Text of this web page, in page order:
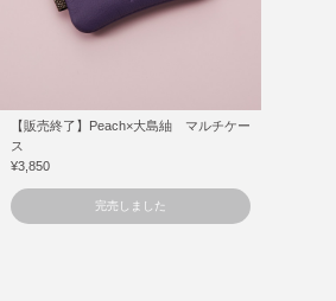
【販売終了】Peach×大島紬 マルチケー
ス
¥3,850
完売しました